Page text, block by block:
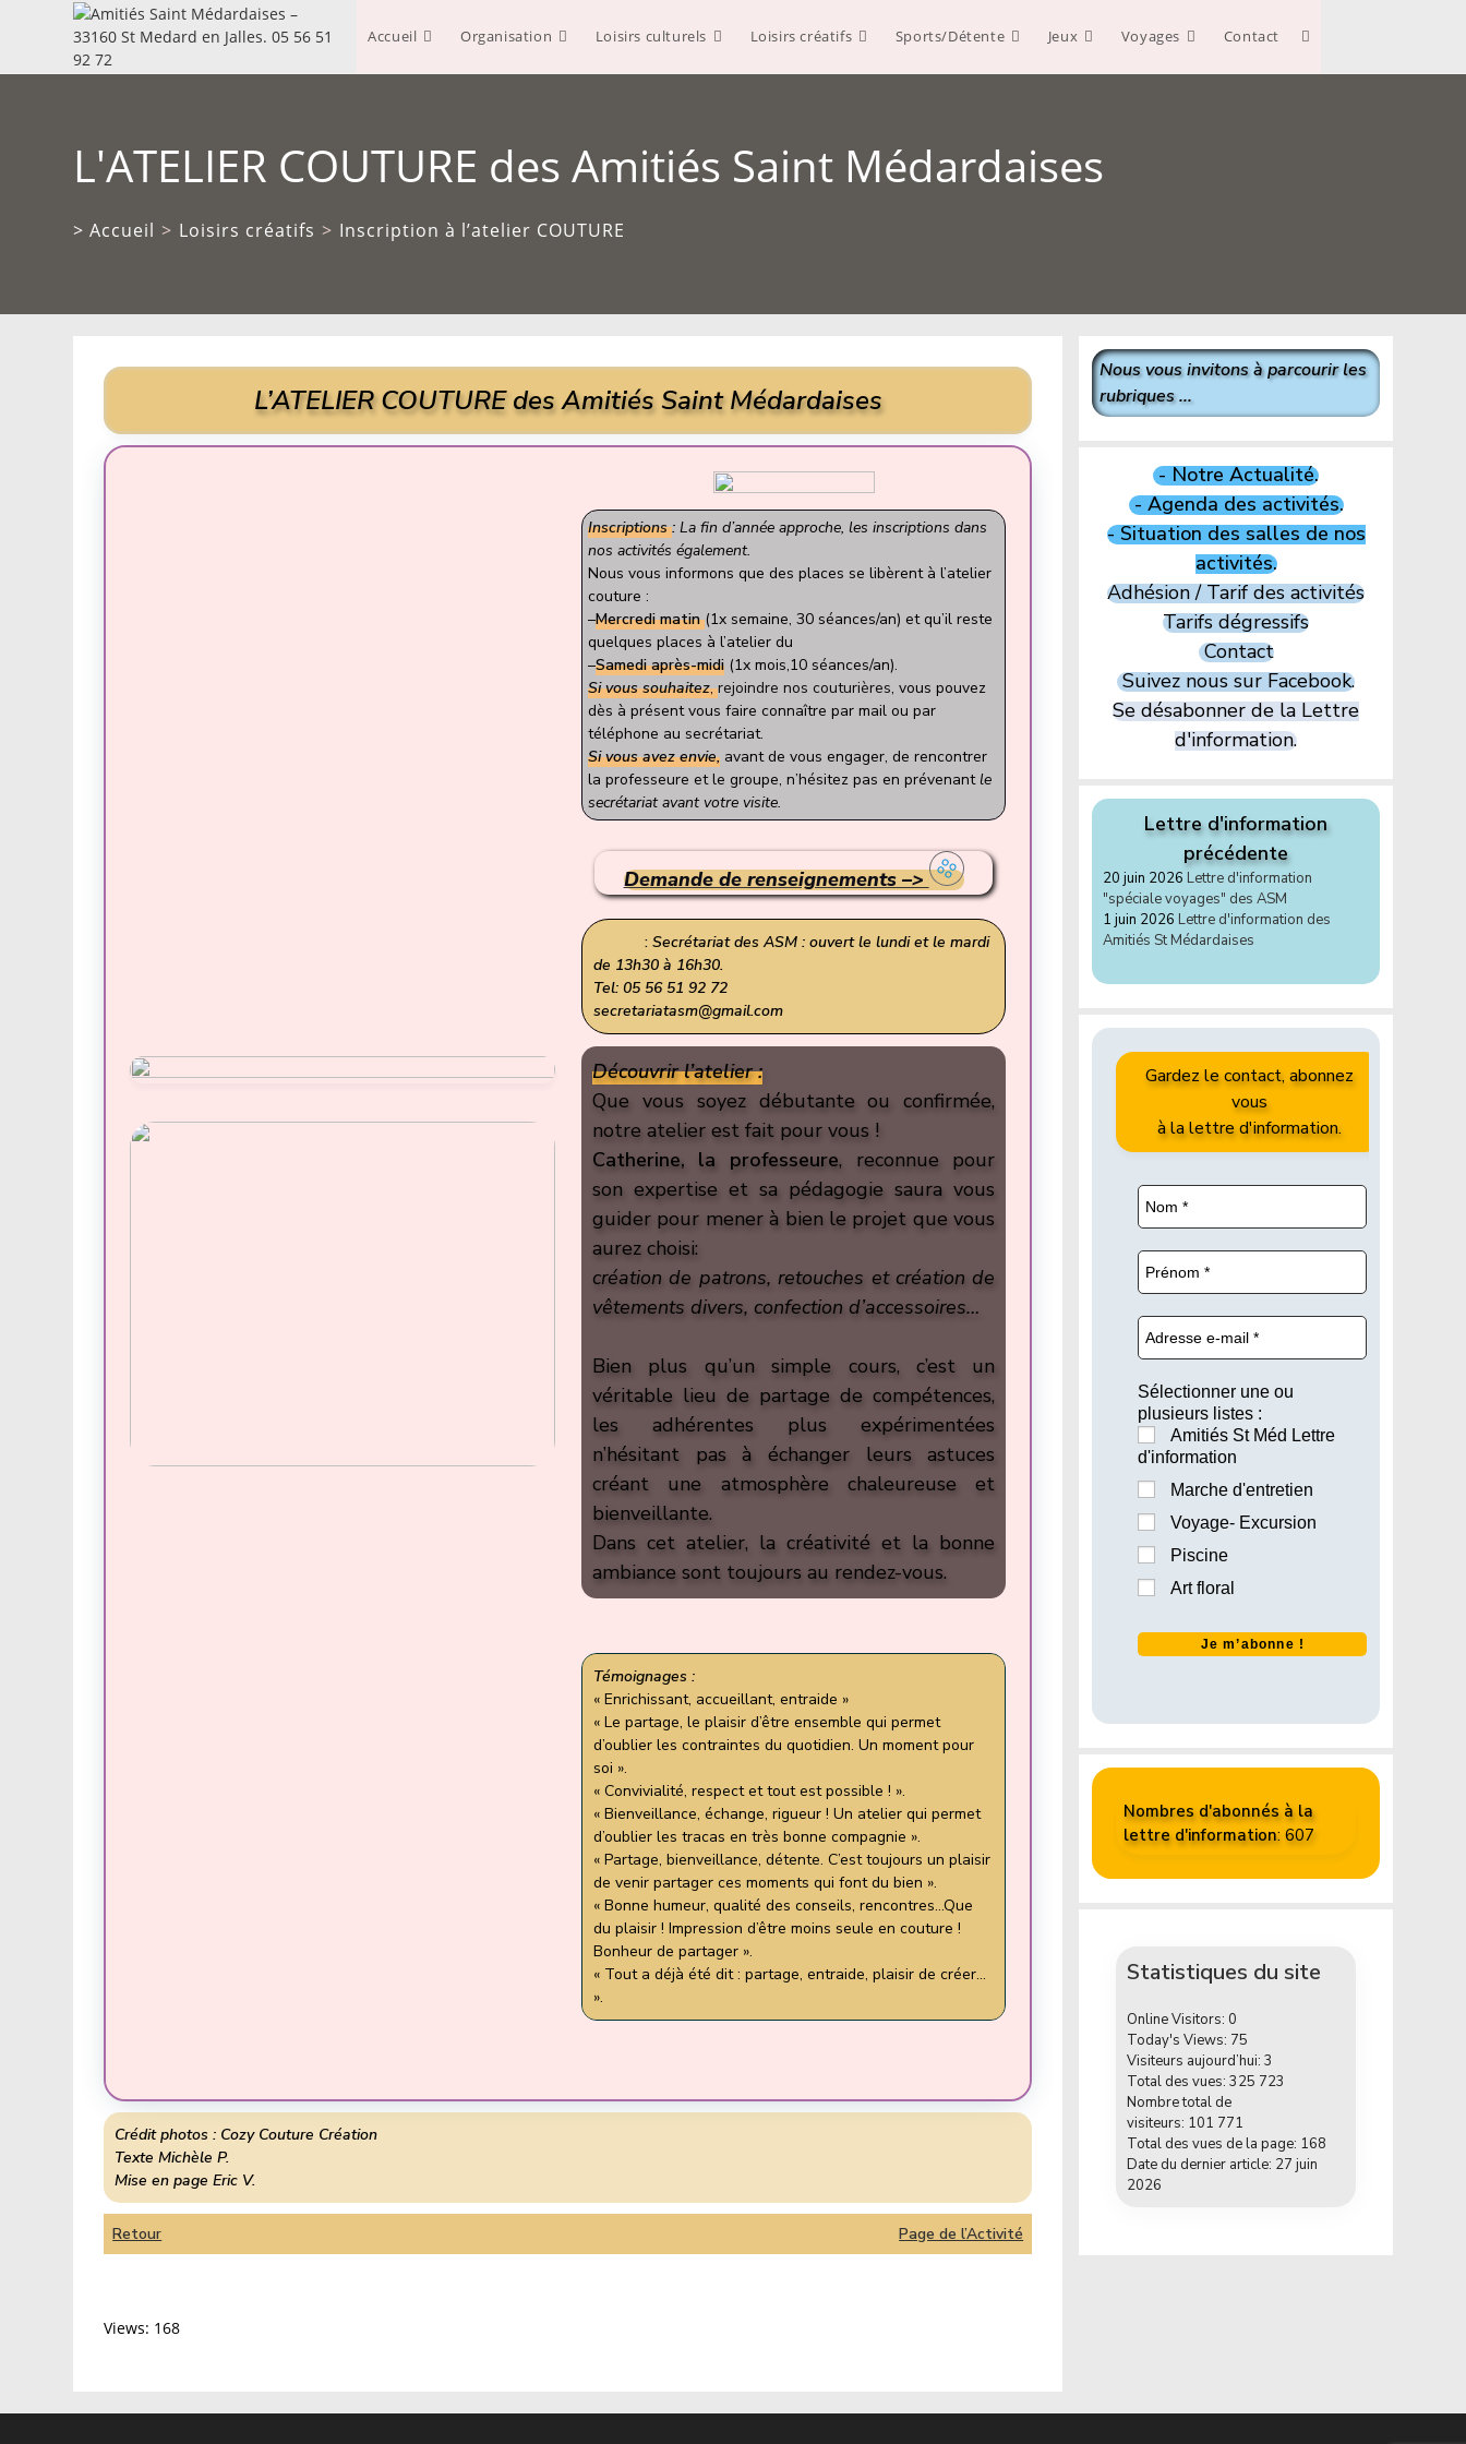
Accueil Organisation Loisirs culturels Loisirs créatifs Sports/Détente Jeux Voyages Contact Toggle
L'ATELIER COUTURE des Amitiés Saint Médardaises
> Accueil > Loisirs créatifs > Inscription à l’atelier COUTURE
L’ATELIER COUTURE des Amitiés Saint Médardaises
Inscriptions: La fin d’année approche, les inscriptions dans
nos activités également.
Nous vous informons que des places se libèrent à l’atelier
couture :
–Mercredi matin (1x semaine, 30 séances/an) et qu’il reste
quelques places à l’atelier du
–Samedi après-midi (1x mois,10 séances/an).
Si vous souhaitez,rejoindre nos couturières, vous pouvez
dès à présent vous faire connaître par mail ou par
téléphone au secrétariat.
Si vous avez envie,avant de vous engager, de rencontrer
la professeure et le groupe, n’hésitez pas en prévenantle
secrétariat avant votre visite.
Demande de renseignements –>
: Secrétariat des ASM : ouvert le lundi et le mardi
de 13h30 à 16h30.
Tel: 05 56 51 92 72
secretariatasm@gmail.com
Découvrir l’atelier :
Que vous soyez débutante ou confirmée,
notre atelier est fait pour vous !
Catherine, la professeure, reconnue pour
son expertise et sa pédagogie saura vous
guider pour mener à bien le projet que vous
aurez choisi:
création de patrons, retouches et création de
vêtements divers, confection d’accessoires…
Bien plus qu’un simple cours, c’est un
véritable lieu de partage de compétences,
les adhérentes plus expérimentées
n’hésitant pas à échanger leurs astuces
créant une atmosphère chaleureuse et
bienveillante.
Dans cet atelier, la créativité et la bonne
ambiance sont toujours au rendez-vous.
Témoignages :
« Enrichissant, accueillant, entraide »
« Le partage, le plaisir d’être ensemble qui permet
d’oublier les contraintes du quotidien. Un moment pour
soi ».
« Convivialité, respect et tout est possible ! ».
« Bienveillance, échange, rigueur ! Un atelier qui permet
d’oublier les tracas en très bonne compagnie ».
« Partage, bienveillance, détente. C’est toujours un plaisir
de venir partager ces moments qui font du bien ».
« Bonne humeur, qualité des conseils, rencontres…Que
du plaisir ! Impression d’être moins seule en couture !
Bonheur de partager ».
« Tout a déjà été dit : partage, entraide, plaisir de créer…
».
Crédit photos : Cozy Couture Création
Texte Michèle P.
Mise en page Eric V.
Retour Page de l’Activité
Views: 168
Nous vous invitons à parcourir les
rubriques ...
- Notre Actualité.
- Agenda des activités.
- Situation des salles de nos
activités.
Adhésion / Tarif des activités
Tarifs dégressifs
Contact
Suivez nous sur Facebook.
Se désabonner de la Lettre
d'information.
Lettre d'information
précédente
20 juin 2026 Lettre d'information
"spéciale voyages" des ASM
1 juin 2026 Lettre d'information des
Amitiés St Médardaises
Gardez le contact, abonnez
vous
à la lettre d'information.
Sélectionner une ou
plusieurs listes :
Amitiés St Méd Lettre
d'information
Marche d'entretien
Voyage- Excursion
Piscine
Art floral
Nombres d'abonnés à la
lettre d'information: 607
Statistiques du site
Online Visitors: 0
Today's Views: 75
Visiteurs aujourd’hui:3
Total des vues:325 723
Nombre total de
visiteurs: 101 771
Total des vues de la page: 168
Date du dernier article: 27 juin
2026